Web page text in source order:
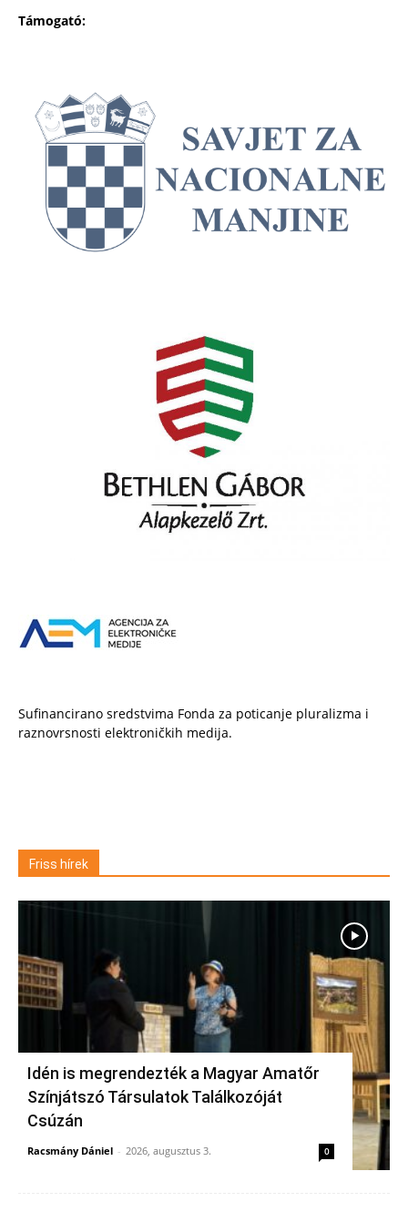
Támogató:
Sufinancirano sredstvima Fonda za poticanje pluralizma i
raznovrsnosti elektroničkih medija.
Friss hírek
Idén is megrendezték a Magyar Amatőr
Színjátszó Társulatok Találkozóját
Csúzán
Racsmány Dániel - 2026, augusztus 3. 0